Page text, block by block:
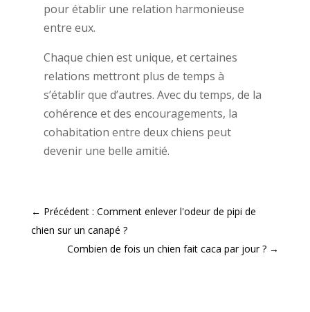
pour établir une relation harmonieuse
entre eux.
Chaque chien est unique, et certaines
relations mettront plus de temps à
s’établir que d’autres. Avec du temps, de la
cohérence et des encouragements, la
cohabitation entre deux chiens peut
devenir une belle amitié.
← Précédent : Comment enlever l'odeur de pipi de
chien sur un canapé ?
Combien de fois un chien fait caca par jour ? →